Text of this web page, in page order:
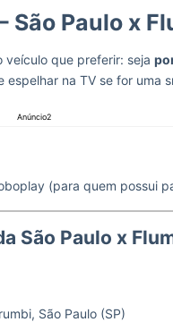
São Paulo x
veículo que preferir: seja
espelhar na TV se for uma
Anúncio2
(para quem possui
São Paulo x
São Paulo (SP)